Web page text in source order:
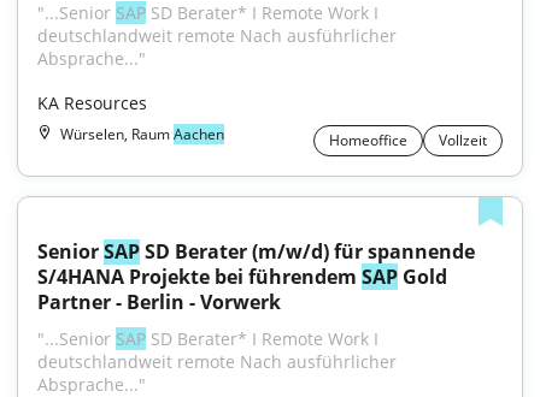
"...Senior SAP SD Berater* I Remote Work I
deutschlandweit remote Nach ausführlicher
Absprache..."
KA Resources
Würselen, RaumAachen Homeoffice Vollzeit
Senior SAP SD Berater (m/w/d) für spannende
S/4HANA Projekte bei führendem SAP Gold
Partner - Berlin - Vorwerk
"...Senior SAP SD Berater* I Remote Work I
deutschlandweit remote Nach ausführlicher
Absprache..."